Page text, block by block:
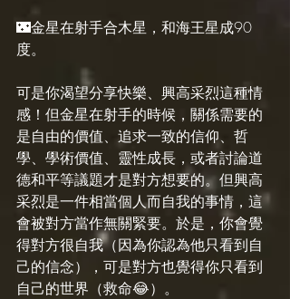
🌃金星在射手合木星，和海王星成90
度。
可是你渴望分享快樂、興高采烈這種情
感！但金星在射手的時候，關係需要的
是自由的價值、追求一致的信仰、哲
學、學術價值、靈性成長，或者討論道
德和平等議題才是對方想要的。但興高
采烈是一件相當個人而自我的事情，這
會被對方當作無關緊要。於是，你會覺
得對方很自我（因為你認為他只看到自
己的信念），可是對方也覺得你只看到
自己的世界（救命😂）。